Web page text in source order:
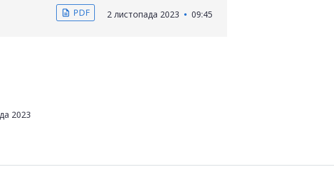
description PDF 2 листопада 2023 09:45
2023